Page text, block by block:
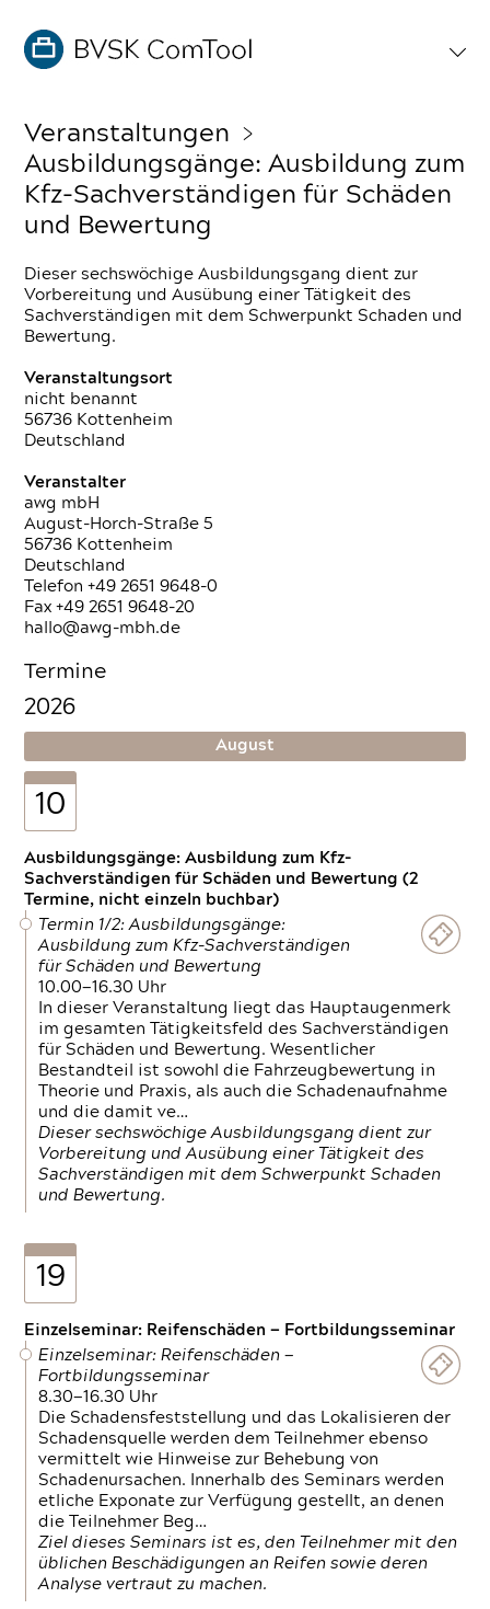
Veranstaltungen ﹥
Ausbildungsgänge: Ausbildung zum
Kfz-Sachverständigen für Schäden
und Bewertung
Dieser sechswöchige Ausbildungsgang dient zur
Vorbereitung und Ausübung einer Tätigkeit des
Sachverständigen mit dem Schwerpunkt Schaden und
Bewertung.
Veranstaltungsort
nicht benannt
56736 Kottenheim
Deutschland
Veranstalter
awg mbH
August-Horch-Straße 5
56736 Kottenheim
Deutschland
Telefon +49 2651 9648-0
Fax +49 2651 9648-20
hallo@awg-mbh.de
Termine
2026
August
10
Ausbildungsgänge: Ausbildung zum Kfz-
Sachverständigen für Schäden und Bewertung (2
Termine, nicht einzeln buchbar)
Termin 1/2: Ausbildungsgänge:
Ausbildung zum Kfz-Sachverständigen
für Schäden und Bewertung
10.00—16.30 Uhr
In dieser Veranstaltung liegt das Hauptaugenmerk
im gesamten Tätigkeitsfeld des Sachverständigen
für Schäden und Bewertung. Wesentlicher
Bestandteil ist sowohl die Fahrzeugbewertung in
Theorie und Praxis, als auch die Schadenaufnahme
und die damit ve…
Dieser sechswöchige Ausbildungsgang dient zur
Vorbereitung und Ausübung einer Tätigkeit des
Sachverständigen mit dem Schwerpunkt Schaden
und Bewertung.
19
Einzelseminar: Reifenschäden — Fortbildungsseminar
Einzelseminar: Reifenschäden —
Fortbildungsseminar
8.30—16.30 Uhr
Die Schadensfeststellung und das Lokalisieren der
Schadensquelle werden dem Teilnehmer ebenso
vermittelt wie Hinweise zur Behebung von
Schadenursachen. Innerhalb des Seminars werden
etliche Exponate zur Verfügung gestellt, an denen
die Teilnehmer Beg…
Ziel dieses Seminars ist es, den Teilnehmer mit den
üblichen Beschädigungen an Reifen sowie deren
Analyse vertraut zu machen.